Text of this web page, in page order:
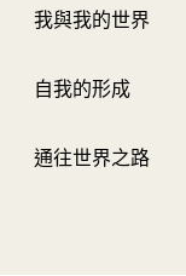
我與我的世界
自我的形成
通往世界之路